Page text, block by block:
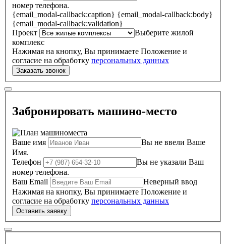
номер телефона.
{email_modal-callback:caption} {email_modal-callback:body}
{email_modal-callback:validation}
Проект
Выберите жилой
комплекс
Нажимая на кнопку, Вы принимаете Положение и
согласие на обработку персональных данных
Забронировать машино-место
Ваше имя
Вы не ввели Ваше
Имя.
Телефон
Вы не указали Ваш
номер телефона.
Ваш Email
Неверный ввод
Нажимая на кнопку, Вы принимаете Положение и
согласие на обработку персональных данных